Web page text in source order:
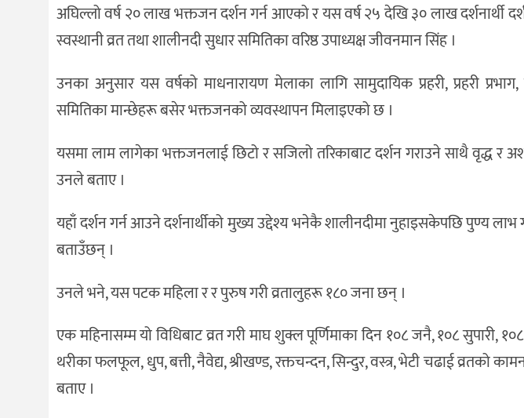
अघिल्लो वर्ष २० लाख भक्तजन दर्शन गर्न आएको र यस वर्ष २५ देखि ३० लाख दर्शनार्थी
स्वस्थानी व्रत तथा शालीनदी सुधार समितिका वरिष्ठ उपाध्यक्ष जीवनमान सिंह ।
उनका अनुसार यस वर्षको माधनारायण मेलाका लागि सामुदायिक प्रहरी, प्रहरी
समितिका मान्छेहरू बसेर भक्तजनको व्यवस्थापन मिलाइएको छ ।
यसमा लाम लागेका भक्तजनलाई छिटो र सजिलो तरिकाबाट दर्शन गराउने साथै वृद्ध र
उनले बताए ।
यहाँ दर्शन गर्न आउने दर्शनार्थीको मुख्य उद्देश्य भनेकै शालीनदीमा नुहाइसकेपछि पुण्य लाभ
बताउँछन् ।
उनले भने, यस पटक महिला र र पुरुष गरी व्रतालुहरू १८० जना छन् ।
एक महिनासम्म यो विधिबाट व्रत गरी माघ शुक्ल पूर्णिमाका दिन १०८ जनै, १०८ सुपारी,
थरीका फलफूल, धुप, बत्ती, नैवेद्य, श्रीखण्ड, रक्तचन्दन, सिन्दुर, वस्त्र, भेटी चढाई व्रतको
बताए ।